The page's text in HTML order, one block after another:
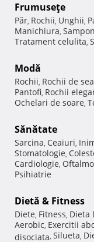
Frumuseţe
Păr, Rochii, Unghii,
Manichiura, Sampon
Tratament celulita,
Modă
Rochii, Rochii de
Pantofi, Rochii
Ochelari de soare,
Sănătate
Sarcina, Ceaiuri,
Stomatologie,
Cardiologie,
Psihiatrie
Dietă & Fitness
Diete, Fitness, Dieta
Aerobic, Exercitii
disociata, Silueta,